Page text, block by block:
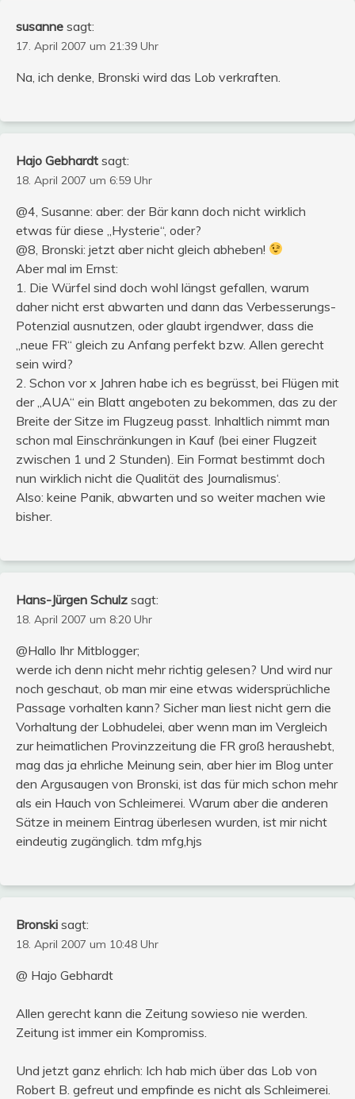
susanne sagt:
17. April 2007 um 21:39 Uhr
Na, ich denke, Bronski wird das Lob verkraften.
Hajo Gebhardt sagt:
18. April 2007 um 6:59 Uhr
@4, Susanne: aber: der Bär kann doch nicht wirklich
etwas für diese „Hysterie“, oder?
@8, Bronski: jetzt aber nicht gleich abheben!
Aber mal im Ernst:
1. Die Würfel sind doch wohl längst gefallen, warum
daher nicht erst abwarten und dann das Verbesserungs-
Potenzial ausnutzen, oder glaubt irgendwer, dass die
„neue FR“ gleich zu Anfang perfekt bzw. Allen gerecht
sein wird?
2. Schon vor x Jahren habe ich es begrüsst, bei Flügen mit
der „AUA“ ein Blatt angeboten zu bekommen, das zu der
Breite der Sitze im Flugzeug passt. Inhaltlich nimmt man
schon mal Einschränkungen in Kauf (bei einer Flugzeit
zwischen 1 und 2 Stunden). Ein Format bestimmt doch
nun wirklich nicht die Qualität des Journalismus‘.
Also: keine Panik, abwarten und so weiter machen wie
bisher.
Hans-Jürgen Schulz sagt:
18. April 2007 um 8:20 Uhr
@Hallo Ihr Mitblogger;
werde ich denn nicht mehr richtig gelesen? Und wird nur
noch geschaut, ob man mir eine etwas widersprüchliche
Passage vorhalten kann? Sicher man liest nicht gern die
Vorhaltung der Lobhudelei, aber wenn man im Vergleich
zur heimatlichen Provinzzeitung die FR groß heraushebt,
mag das ja ehrliche Meinung sein, aber hier im Blog unter
den Argusaugen von Bronski, ist das für mich schon mehr
als ein Hauch von Schleimerei. Warum aber die anderen
Sätze in meinem Eintrag überlesen wurden, ist mir nicht
eindeutig zugänglich. tdm mfg,hjs
Bronski sagt:
18. April 2007 um 10:48 Uhr
@ Hajo Gebhardt
Allen gerecht kann die Zeitung sowieso nie werden.
Zeitung ist immer ein Kompromiss.
Und jetzt ganz ehrlich: Ich hab mich über das Lob von
Robert B. gefreut und empfinde es nicht als Schleimerei.